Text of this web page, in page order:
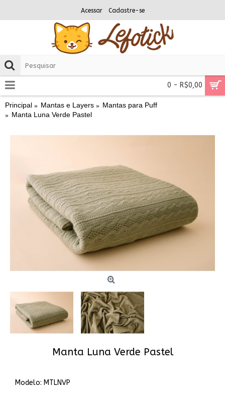
Acessar Cadastre-se
0 - R$0,00
Principal Mantas e Layers
Mantas para Puff
Manta Luna Verde Pastel
Manta Luna Verde Pastel
Modelo: MTLNVP